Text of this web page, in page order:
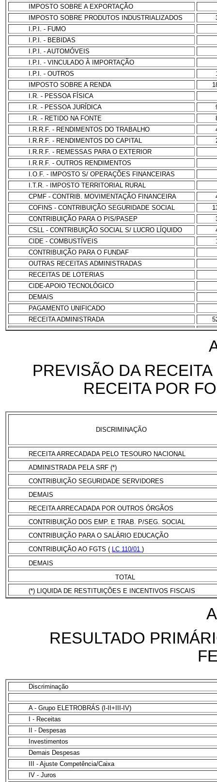
IMPOSTO SOBRE A EXPORTAÇÃO
IMPOSTO SOBRE PRODUTOS INDUSTRIALIZADOS
I.P.I. - FUMO
I.P.I. - BEBIDAS
I.P.I. - AUTOMÓVEIS
I.P.I. - VINCULADO À IMPORTAÇÃO
I.P.I. - OUTROS
IMPOSTO SOBRE A RENDA
I.R. - PESSOA FÍSICA
I.R. - PESSOA JURÍDICA
I.R. - RETIDO NA FONTE
I.R.R.F. - RENDIMENTOS DO TRABALHO
I.R.R.F. - RENDIMENTOS DO CAPITAL
I.R.R.F. - REMESSAS PARA O EXTERIOR
I.R.R.F. - OUTROS RENDIMENTOS
I.O.F. - IMPOSTO S/ OPERAÇÕES FINANCEIRAS
I.T.R. - IMPOSTO TERRITORIAL RURAL
CPMF - CONTRIB. MOVIMENTAÇÃO FINANCEIRA
COFINS - CONTRIBUIÇÃO SEGURIDADE SOCIAL
CONTRIBUIÇÃO PARA O PIS/PASEP
CSLL - CONTRIBUIÇÃO SOCIAL S/ LUCRO LÍQUIDO
CIDE - COMBUSTÍVEIS
CONTRIBUIÇÃO PARA O FUNDAF
OUTRAS RECEITAS ADMINISTRADAS
RECEITAS DE LOTERIAS
CIDE-APOIO TECNOLÓGICO
DEMAIS
PAGAMENTO UNIFICADO
RECEITA ADMINISTRADA
PREVISÃO DA
RECEITA POR
DISCRIMINAÇÃO
RECEITA ARRECADADA PELO TESOURO NACIONAL
ADMINISTRADA PELA SRF (*)
CONTRIBUIÇÃO SEGURIDADE SERVIDORES
DEMAIS
RECEITA ARRECADADA POR OUTROS ÓRGÃOS
CONTRIBUIÇÃO DOS EMP. E TRAB. P/SEG. SOCIAL
CONTRIBUIÇÃO PARA O SALÁRIO EDUCAÇÃO
CONTRIBUIÇÃO AO FGTS ( LC 110/01 )
DEMAIS
TOTAL
(*) LIQUIDA DE RESTITUIÇÕES E INCENTIVOS FISCAIS
RESULTADO
Discriminação
A - Grupo ELETROBRÁS (I-II+III-IV)
I - Receitas
II - Despesas
Investimentos
Demais Despesas
III - Ajuste Competência/Caixa
IV - Juros